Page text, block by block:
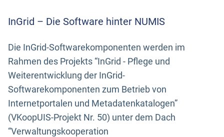
InGrid – Die Software hinter NUMIS
Die InGrid-Softwarekomponenten werden im
Rahmen des Projekts “InGrid - Pflege und
Weiterentwicklung der InGrid-
Softwarekomponenten zum Betrieb von
Internetportalen und Metadatenkatalogen”
(VKoopUIS-Projekt Nr. 50) unter dem Dach
“Verwaltungskooperation